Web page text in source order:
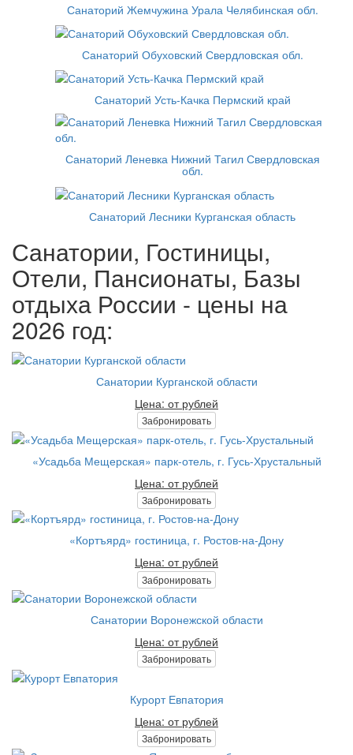
Санаторий Жемчужина Урала Челябинская обл.
Санаторий Обуховский Свердловская обл.
Санаторий Усть-Качка Пермский край
Санаторий Леневка Нижний Тагил Свердловская
обл.
Санаторий Лесники Курганская область
Санатории, Гостиницы,
Отели, Пансионаты, Базы
отдыха России - цены на
2026 год:
Санатории Курганской области
Цена: от рублей
Забронировать
«Усадьба Мещерская» парк-отель, г. Гусь-Хрустальный
Цена: от рублей
Забронировать
«Кортъярд» гостиница, г. Ростов-на-Дону
Цена: от рублей
Забронировать
Санатории Воронежской области
Цена: от рублей
Забронировать
Курорт Евпатория
Цена: от рублей
Забронировать